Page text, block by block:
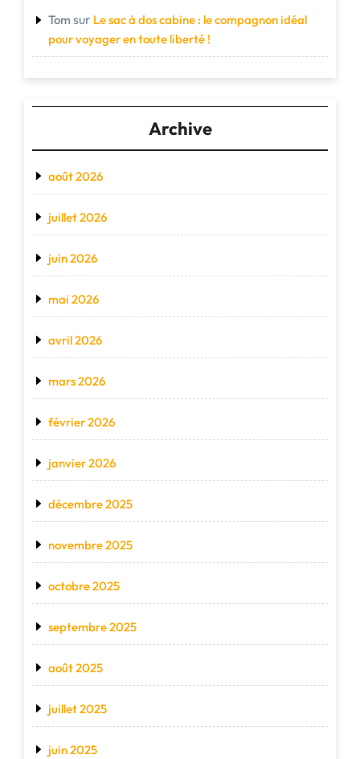
Tom sur Le sac à dos cabine : le compagnon idéal
pour voyager en toute liberté !
Archive
août 2026
juillet 2026
juin 2026
mai 2026
avril 2026
mars 2026
février 2026
janvier 2026
décembre 2025
novembre 2025
octobre 2025
septembre 2025
août 2025
juillet 2025
juin 2025